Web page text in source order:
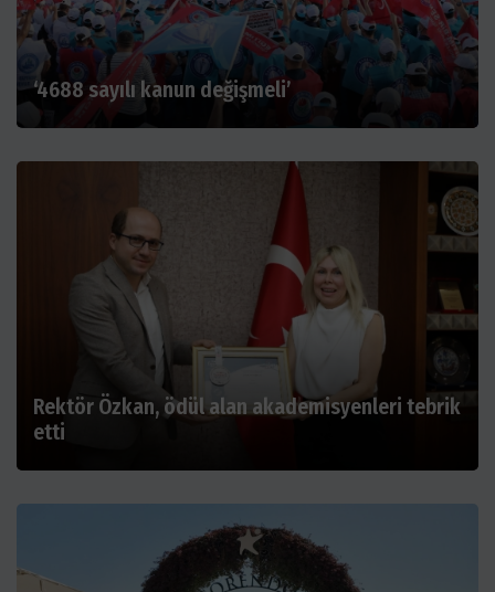
‘4688 sayılı kanun değişmeli’
Rektör Özkan, ödül alan akademisyenleri tebrik
etti